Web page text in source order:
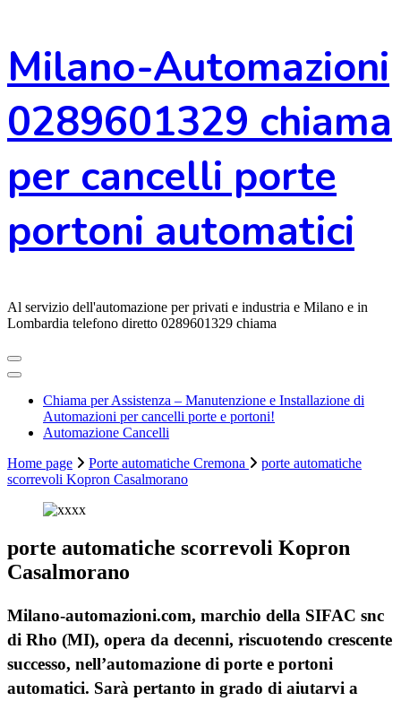
al
contenuto
Milano-Automazioni
0289601329 chiama
per cancelli porte
portoni automatici
Al servizio dell'automazione per privati e industria e Milano e in
Lombardia telefono diretto 0289601329 chiama
Chiama per Assistenza – Manutenzione e Installazione di
Automazioni per cancelli porte e portoni!
Automazione Cancelli
Home page
Porte automatiche Cremona
porte automatiche
scorrevoli Kopron Casalmorano
porte automatiche scorrevoli Kopron
Casalmorano
Milano-automazioni.com, marchio della SIFAC snc
di Rho (MI), opera da decenni, riscuotendo crescente
successo, nell’automazione di porte e portoni
automatici. Sarà pertanto in grado di aiutarvi a